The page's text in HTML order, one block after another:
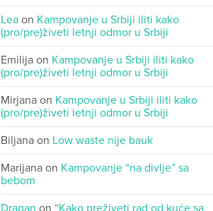
Lea on Kampovanje u Srbiji iliti kako
(pro/pre)živeti letnji odmor u Srbiji
Emilija on Kampovanje u Srbiji iliti kako
(pro/pre)živeti letnji odmor u Srbiji
Mirjana on Kampovanje u Srbiji iliti kako
(pro/pre)živeti letnji odmor u Srbiji
Biljana on Low waste nije bauk
Marijana on Kampovanje “na divlje” sa
bebom
Dragan on “Kako preživeti rad od kuće sa